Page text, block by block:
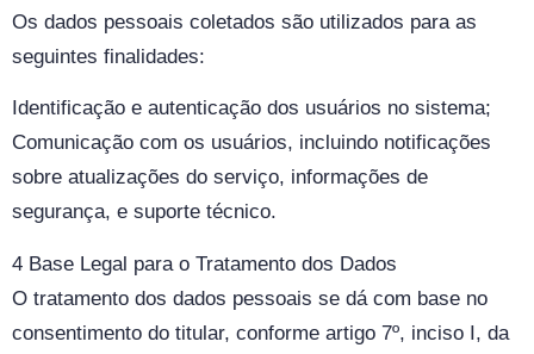
Os dados pessoais coletados são utilizados para as
seguintes finalidades:
Identificação e autenticação dos usuários no sistema;
Comunicação com os usuários, incluindo notificações
sobre atualizações do serviço, informações de
segurança, e suporte técnico.
4 Base Legal para o Tratamento dos Dados
O tratamento dos dados pessoais se dá com base no
consentimento do titular, conforme artigo 7º, inciso I, da